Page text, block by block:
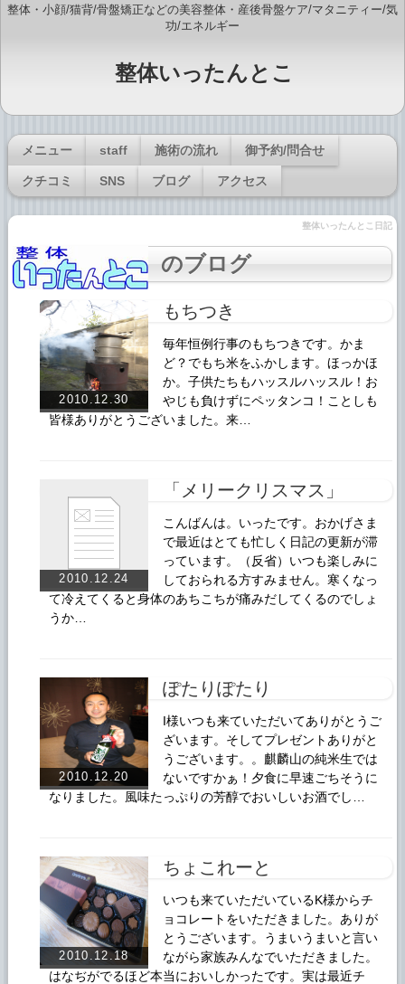
整体・小顔/猫背/骨盤矯正などの美容整体・産後骨盤ケア/マタニティー/気
功/エネルギー
整体いったんとこ
メニュー staff 施術の流れ 御予約/問合せ
クチコミ SNS ブログ アクセス
整体いったんとこ日記
のブログ
2010.12.30
もちつき
毎年恒例行事のもちつきです。かま
ど？でもち米をふかします。ほっかほ
か。子供たちもハッスルハッスル！お
やじも負けずにペッタンコ！ことしも
皆様ありがとうございました。来…
2010.12.24
「メリークリスマス」
こんばんは。いったです。おかげさま
で最近はとても忙しく日記の更新が滞
っています。（反省）いつも楽しみに
しておられる方すみません。寒くなっ
て冷えてくると身体のあちこちが痛みだしてくるのでしょ
うか…
2010.12.20
ぽたりぽたり
I様いつも来ていただいてありがとうご
ざいます。そしてプレゼントありがと
うございます。。麒麟山の純米生では
ないですかぁ！夕食に早速ごちそうに
なりました。風味たっぷりの芳醇でおいしいお酒でし…
2010.12.18
ちょこれーと
いつも来ていただいているK様からチ
ョコレートをいただきました。ありが
とうございます。うまいうまいと言い
ながら家族みんなでいただきました。
はなぢがでるほど本当においしかったです。実は最近チ